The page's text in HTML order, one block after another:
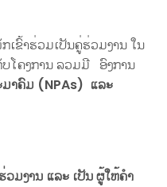
ເຂົ້າຮ່ວມເປັນຄູ່ຮ່ວມງານ ໃນ
ໂຄງການ ລວມມີ ອົງການ
າຄົມ (NPAs) ແລະ
ວມງານ ແລະ ເປັນ ຜູ້ໃຫ້ຄໍາ